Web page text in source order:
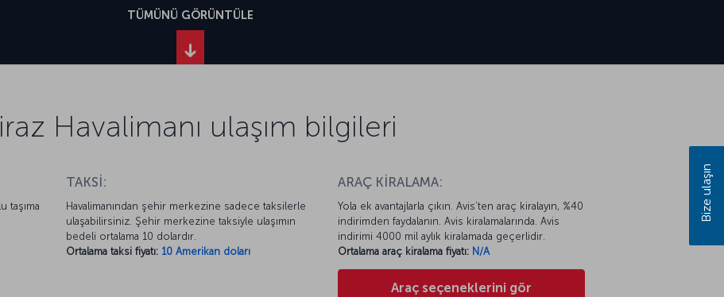
TÜMÜNÜ GÖRÜNTÜLE
Havalimanı ulaşım bilgileri
taşıma
TAKSİ:
Havalimanından şehir merkezine sadece taksilerle
ulaşabilirsiniz. Şehir merkezine taksiyle ulaşımın
bedeli ortalama 10 dolardır.
Ortalama taksi fiyatı: 10 Amerikan doları
ARAÇ KİRALAMA:
Yola ek avantajlarla çıkın. Avis’ten araç kiralayın, %40
indirimden faydalanın. Avis kiralamalarında. Avis
indirimi 4000 mil aylık kiralamada geçerlidir.
Ortalama araç kiralama fiyatı: N/A
Araç seçeneklerini gör
Bize ulaşın